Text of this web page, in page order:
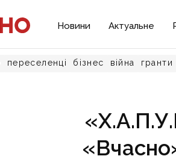
Новини Актуальне
переселенці бізнес війна гранти